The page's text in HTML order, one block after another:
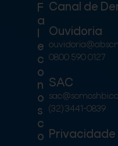
F
a
e
c
o
n
o
s
c
o
Canal de
Ouvidoria
0800 590 0127
SAC
(32) 3441-0839
Privacidade